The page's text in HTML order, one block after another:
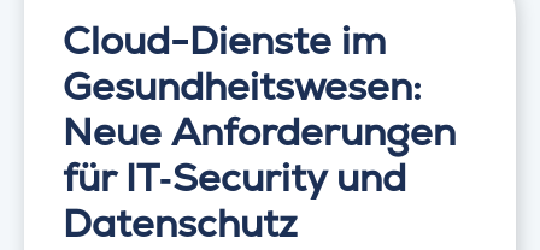
Cloud-Dienste im
Gesundheitswesen:
Neue Anforderungen
für IT‑Security und
Datenschutz